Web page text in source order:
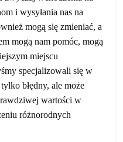
i wysyłania nas na
mogą się zmieniać, a
mogą nam pomóc, mogą
miejscu
specjalizowali się w
błędny, ale może
wartości w
różnorodnych